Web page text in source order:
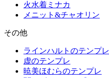
火水着ミナカ
メニット&チャオリン
その他
ラインハルトのテンプレ
虚のテンプレ
暁美ほむらのテンプレ